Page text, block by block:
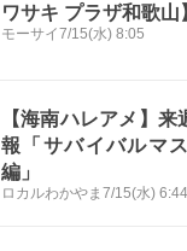
ワサキ プラザ和歌山
モーサイ7/15(水) 8:05
【海南ハレアメ】
報「サバイバルマ
編」
ロカルわかやま 7/15(水) 6:44